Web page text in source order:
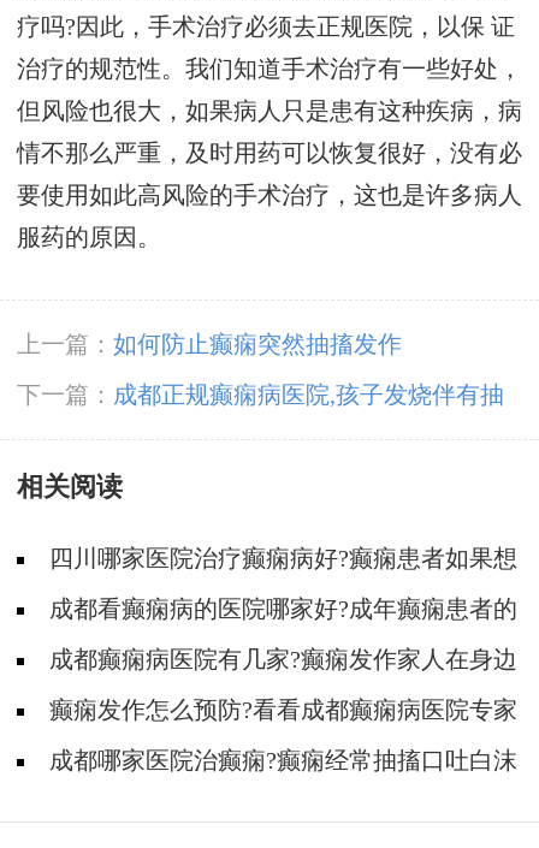
疗吗?因此，手术治疗必须去正规医院，以保 证
治疗的规范性。我们知道手术治疗有一些好处，
但风险也很大，如果病人只是患有这种疾病，病
情不那么严重，及时用药可以恢复很好，没有必
要使用如此高风险的手术治疗，这也是许多病人
服药的原因。
上一篇： 如何防止癫痫突然抽搐发作
下一篇： 成都正规癫痫病医院,孩子发烧伴有抽
搐怎么回事
相关阅读
四川哪家医院治疗癫痫病好?癫痫患者如果想
要宝宝需要准备什么?
成都看癫痫病的医院哪家好?成年癫痫患者的
病因有哪些?
成都癫痫病医院有几家?癫痫发作家人在身边
应该怎么做?
癫痫发作怎么预防?看看成都癫痫病医院专家
的介绍成都哪家医院治癫痫?癫痫经常抽搐口吐白沫